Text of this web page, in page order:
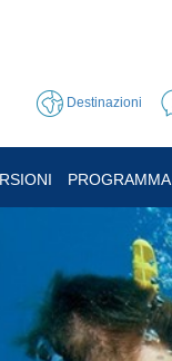
Destinazioni
PROGRAMMA